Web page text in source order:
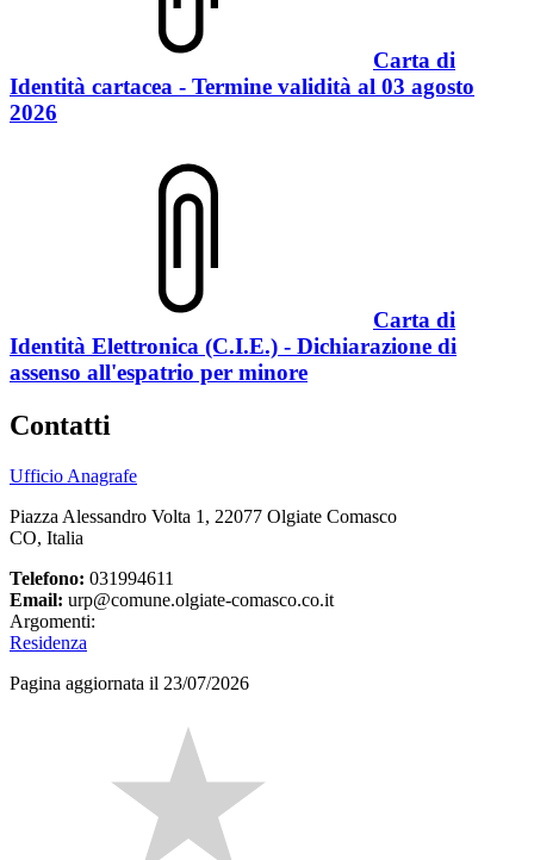
Carta di
Identità cartacea - Termine validità al 03 agosto
2026
Carta di
Identità Elettronica (C.I.E.) - Dichiarazione di
assenso all'espatrio per minore
Contatti
Ufficio Anagrafe
Piazza Alessandro Volta 1, 22077 Olgiate Comasco
CO, Italia
Telefono: 031994611
Email: urp@comune.olgiate-comasco.co.it
Argomenti:
Residenza
Pagina aggiornata il 23/07/2026